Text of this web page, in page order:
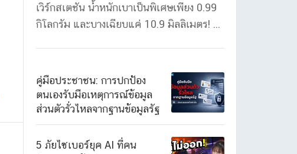
เวิร์กสเตชัน น้ำหนักเบาเป็นพิเศษเพียง 0.99
กิโลกรัม และบางเฉียบแค่ 10.9 มิลลิเมตร! ...
คู่มือประชาชน: การปกป้อง
ตนเองรับมือเหตุการณ์ข้อมูล
ส่วนตัวรั่วไหลจากฐานข้อมูลรัฐ
5 ภัยไซเบอร์ยุค AI ที่คน